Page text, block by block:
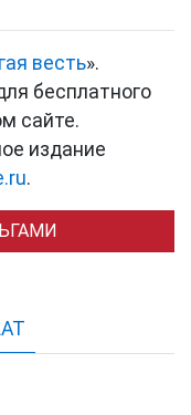
весть».
бесплатного
сайте.
издание
.